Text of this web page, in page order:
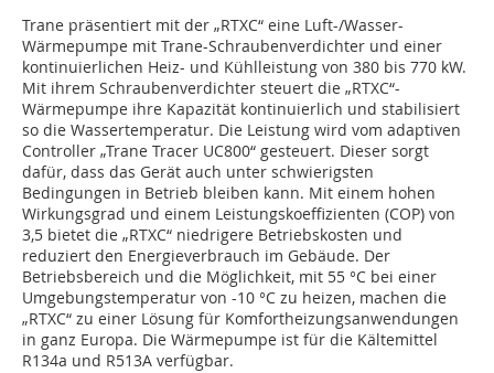
Trane präsentiert mit der „RTXC“ eine Luft-/Wasser-
Wärmepumpe mit Trane-Schraubenverdichter und einer
kontinuierlichen Heiz- und Kühlleistung von 380 bis 770 kW.
Mit ihrem Schraubenverdichter steuert die „RTXC“-
Wärmepumpe ihre Kapazität kontinuierlich und stabilisiert
so die Wassertemperatur. Die Leistung wird vom adaptiven
Controller „Trane Tracer UC800“ gesteuert. Dieser sorgt
dafür, dass das Gerät auch unter schwierigsten
Bedingungen in Betrieb bleiben kann. Mit einem hohen
Wirkungsgrad und einem Leistungskoeffizienten (COP) von
3,5 bietet die „RTXC“ niedrigere Betriebskosten und
reduziert den Energieverbrauch im Gebäude. Der
Betriebsbereich und die Möglichkeit, mit 55 °C bei einer
Umgebungstemperatur von -10 °C zu heizen, machen die
„RTXC“ zu einer Lösung für Komfortheizungsanwendungen
in ganz Europa. Die Wärmepumpe ist für die Kältemittel
R134a und R513A verfügbar.